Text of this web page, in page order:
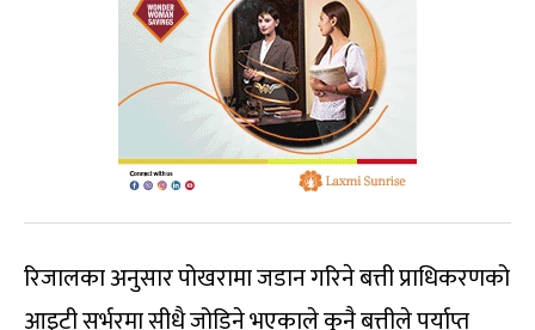
रिजालका अनुसार पोखरामा जडान गरिने बत्ती प्राधिकरणको
आइटी सर्भरमा सीधै जोडिने भएकाले कुनै बत्तीले पर्याप्त